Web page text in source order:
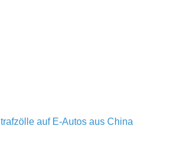
auf E-Autos aus China